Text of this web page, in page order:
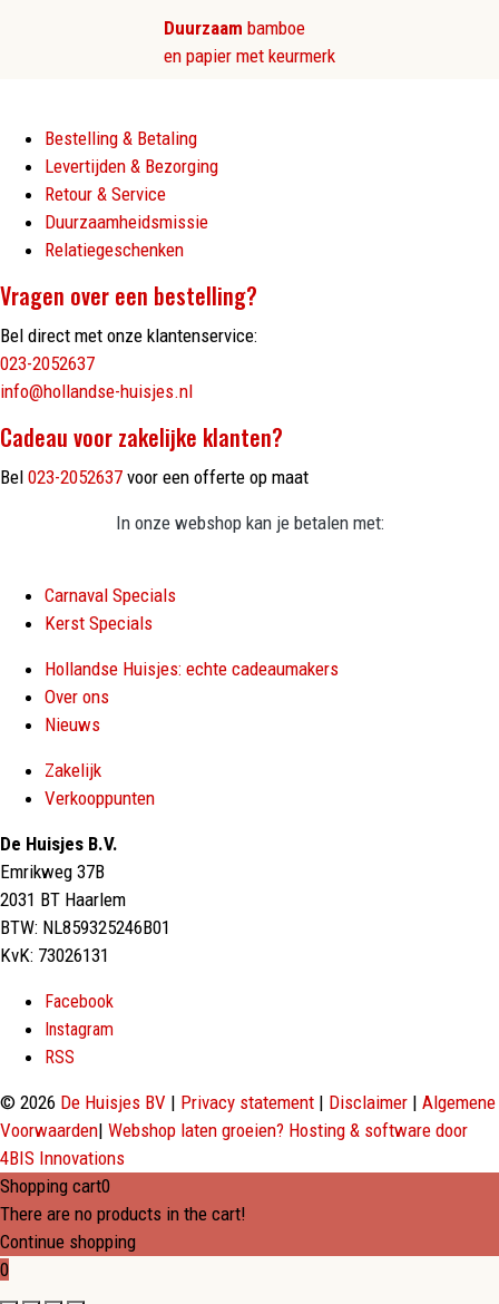
Duurzaam bamboe
en papier met keurmerk
Bestelling & Betaling
Levertijden & Bezorging
Retour & Service
Duurzaamheidsmissie
Relatiegeschenken
Vragen over een bestelling?
Bel direct met onze klantenservice:
023-2052637
info@hollandse-huisjes.nl
Cadeau voor zakelijke klanten?
Bel 023-2052637 voor een offerte op maat
In onze webshop kan je betalen met:
Carnaval Specials
Kerst Specials
Hollandse Huisjes: echte cadeaumakers
Over ons
Nieuws
Zakelijk
Verkooppunten
De Huisjes B.V.
Emrikweg 37B
2031 BT Haarlem
BTW: NL859325246B01
KvK: 73026131
Facebook
Instagram
RSS
© 2026 De Huisjes BV | Privacy statement | Disclaimer | Algemene
Voorwaarden| Webshop laten groeien? Hosting & software door
4BIS Innovations
Shopping cart0
There are no products in the cart!
Continue shopping
0